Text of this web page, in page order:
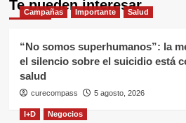
Te pueden interesar
Campañas Importante Salud
“No somos superhumanos”: la
el silencio sobre el suicidio está
salud
curecompass 5 agosto, 2026
I+D Negocios